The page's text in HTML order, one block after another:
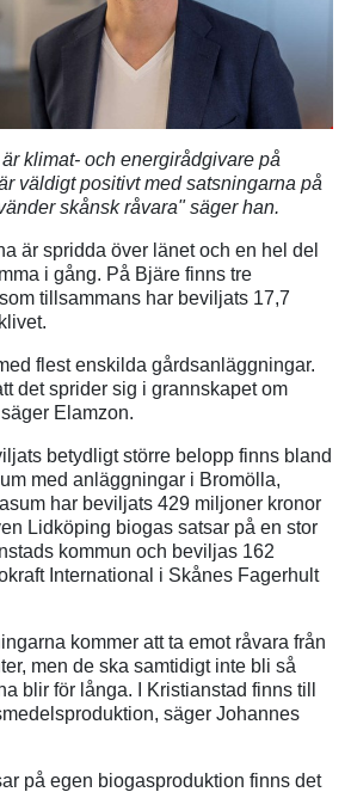
klimat- och energirådgivare på
väldigt positivt med satsningarna på
skånsk råvara" säger han.
är spridda över länet och en hel del
i gång. På Bjäre finns tre
tillsammans har beviljats 17,7
flest enskilda gårdsanläggningar.
det sprider sig i grannskapet om
Elamzon.
betydligt större belopp finns bland
med anläggningar i Bromölla,
har beviljats 429 miljoner kronor
Lidköping biogas satsar på en stor
kommun och beviljas 162
International i Skånes Fagerhult
kommer att ta emot råvara från
men de ska samtidigt inte bli så
blir för långa. I Kristianstad finns till
säger Johannes
på egen biogasproduktion finns det